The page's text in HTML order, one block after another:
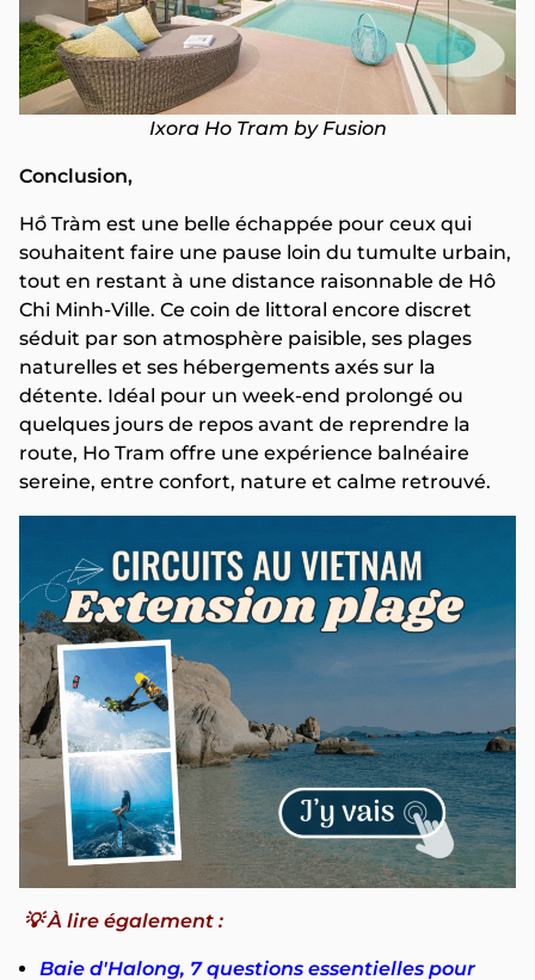
Ixora Ho Tram by Fusion
Conclusion,
Hồ Tràm est une belle échappée pour ceux qui
souhaitent faire une pause loin du tumulte urbain,
tout en restant à une distance raisonnable de Hô
Chi Minh-Ville. Ce coin de littoral encore discret
séduit par son atmosphère paisible, ses plages
naturelles et ses hébergements axés sur la
détente. Idéal pour un week-end prolongé ou
quelques jours de repos avant de reprendre la
route, Ho Tram offre une expérience balnéaire
sereine, entre confort, nature et calme retrouvé.
💡 À lire également :
Baie d'Halong, 7 questions essentielles pour